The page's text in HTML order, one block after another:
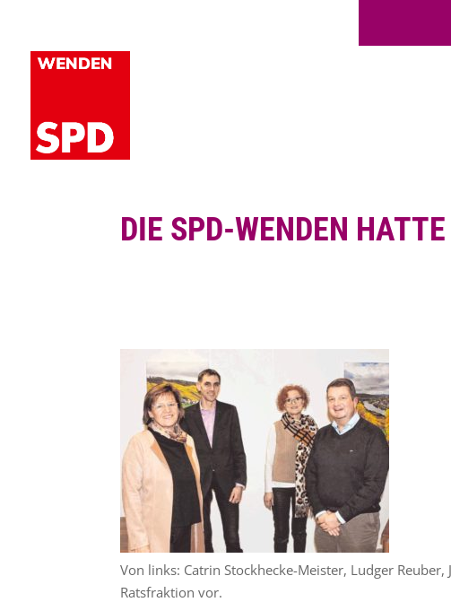
DIE SPD-WENDEN
Von links: Catrin Stockhecke-Meister, Ludger
Ratsfraktion vor.